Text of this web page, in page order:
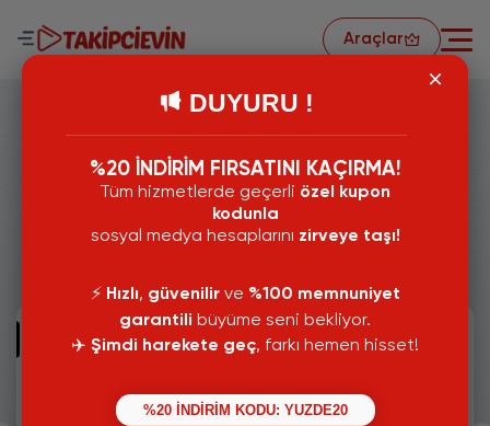
Araçlar
Tiktok İzlenme Satın Al
Tiktok Video Görüntülenme Satın Al Hizmetimiz Türk
500 İzlenme
%100 Türk İzlenme
DUYURU !
%20 İNDİRİM FIRSATINI KAÇIRMA!
Tüm hizmetlerde geçerli özel kupon
kodunla
sosyal medya hesaplarını zirveye taşı!
⚡️ Hızlı, güvenilirve %100 memnuniyet
garantili büyüme seni bekliyor.
✈️ Şimdi harekete geç, farkı hemen hisset!
%20 İNDİRİM KODU: YUZDE20